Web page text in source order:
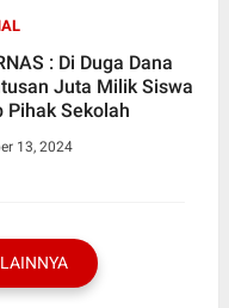
: Di Duga Dana
Juta Milik Siswa
Pihak Sekolah
13, 2024